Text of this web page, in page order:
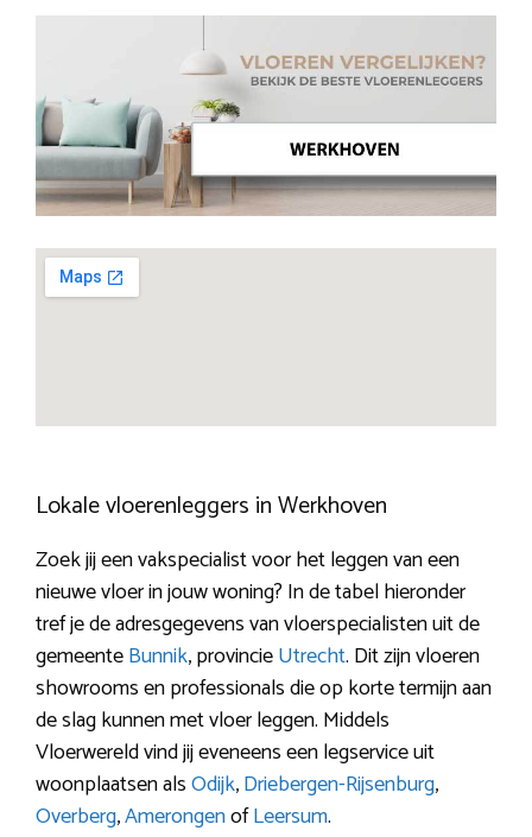
Lokale vloerenleggers in Werkhoven
Zoek jij een vakspecialist voor het leggen van een
nieuwe vloer in jouw woning? In de tabel hieronder
tref je de adresgegevens van vloerspecialisten uit de
gemeenteBunnik, provincieUtrecht. Dit zijn vloeren
showrooms en professionals die op korte termijn aan
de slag kunnen met vloer leggen. Middels
Vloerwereld vind jij eveneens een legservice uit
woonplaatsen alsOdijk,Driebergen-Rijsenburg,
Overberg,AmerongenofLeersum.